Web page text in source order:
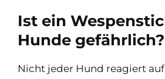
Ist ein
Hunde gefährlich?
Nicht jeder Hund reagiert